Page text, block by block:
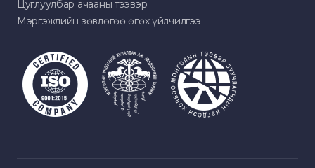
Цуглуулбар ачааны тээвэр
Мэргэжлийн зөвлөгөө өгөх үйлчилгээ